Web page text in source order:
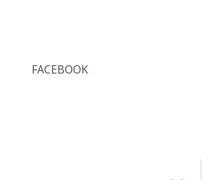
FACEBOOK